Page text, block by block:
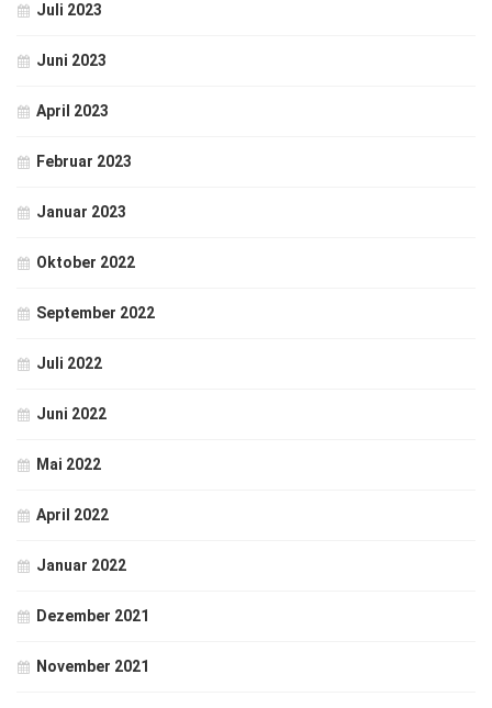
Juli 2023
Juni 2023
April 2023
Februar 2023
Januar 2023
Oktober 2022
September 2022
Juli 2022
Juni 2022
Mai 2022
April 2022
Januar 2022
Dezember 2021
November 2021